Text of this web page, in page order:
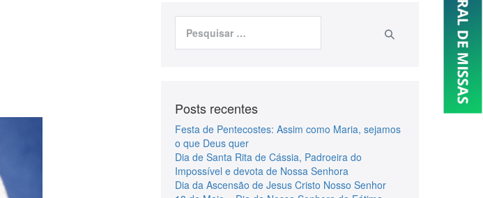
Posts recentes
Festa de Pentecostes: Assim como Maria, sejamos
o que Deus quer
Dia de Santa Rita de Cássia, Padroeira do
Impossível e devota de Nossa Senhora
Dia da Ascensão de Jesus Cristo Nosso Senhor